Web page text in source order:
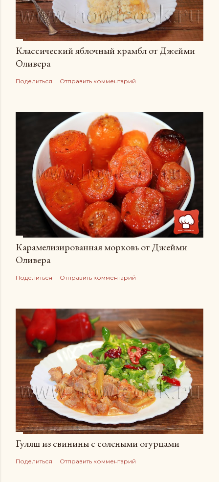
Классический яблочный крамбл от Джейми
Оливера
Поделиться Отправить комментарий
Карамелизированная морковь от Джейми
Оливера
Поделиться Отправить комментарий
Гуляш из свинины с солеными огурцами
Поделиться Отправить комментарий